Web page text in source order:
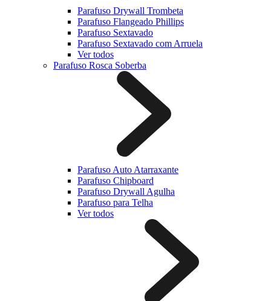
Parafuso Drywall Trombeta
Parafuso Flangeado Phillips
Parafuso Sextavado
Parafuso Sextavado com Arruela
Ver todos
Parafuso Rosca Soberba
Parafuso Auto Atarraxante
Parafuso Chipboard
Parafuso Drywall Agulha
Parafuso para Telha
Ver todos